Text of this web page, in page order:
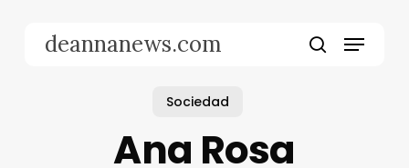
deannanews.com Menu
Sociedad
Ana Rosa